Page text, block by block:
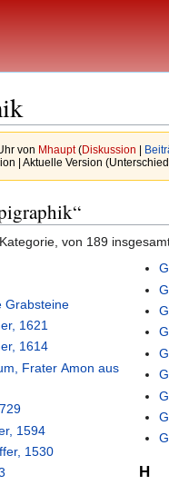
von Mhaupt (Diskussion
| Aktuelle Version
von 189
Grabsteine
1621
1614
Frater Amon aus
1594
1530
H